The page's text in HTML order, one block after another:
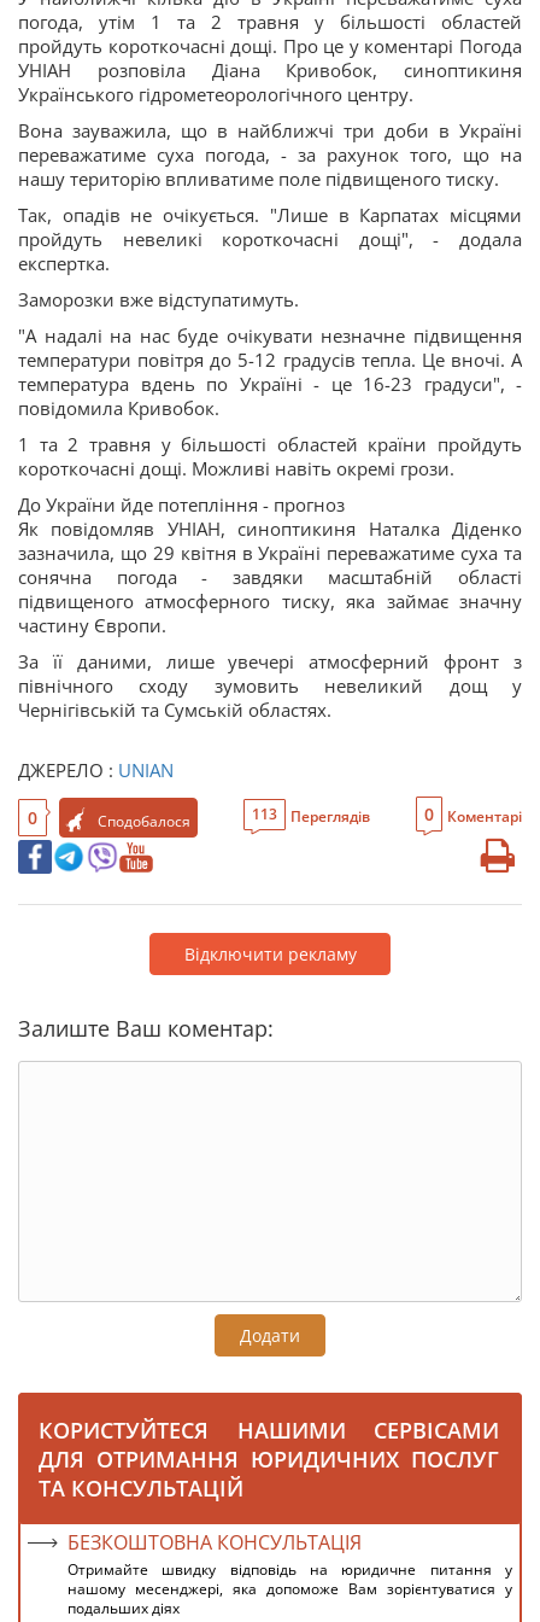
погода, утім 1 та 2 травня у більшості областей
пройдуть короткочасні дощі. Про це у коментарі Погода
УНІАН розповіла Діана Кривобок, синоптикиня
Українського гідрометеорологічного центру.
Вона зауважила, що в найближчі три доби в Україні
переважатиме суха погода, - за рахунок того, що на
нашу територію впливатиме поле підвищеного тиску.
Так, опадів не очікується. "Лише в Карпатах місцями
пройдуть невеликі короткочасні дощі", - додала
експертка.
Заморозки вже відступатимуть.
"А надалі на нас буде очікувати незначне підвищення
температури повітря до 5-12 градусів тепла. Це вночі. А
температура вдень по Україні - це 16-23 градуси", -
повідомила Кривобок.
1 та 2 травня у більшості областей країни пройдуть
короткочасні дощі. Можливі навіть окремі грози.
До України йде потепління - прогноз
Як повідомляв УНІАН, синоптикиня Наталка Діденко
зазначила, що 29 квітня в Україні переважатиме суха та
сонячна погода - завдяки масштабній області
підвищеного атмосферного тиску, яка займає значну
частину Європи.
За її даними, лише увечері атмосферний фронт з
північного сходу зумовить невеликий дощ у
Чернігівській та Сумській областях.
ДЖЕРЕЛО : UNIAN
0 Сподобалося 113 Переглядів 0 Коментарі
Відключити рекламу
Залиште Ваш коментар:
Додати
КОРИСТУЙТЕСЯ НАШИМИ СЕРВІСАМИ
ДЛЯ ОТРИМАННЯ ЮРИДИЧНИХ ПОСЛУГ
ТА КОНСУЛЬТАЦІЙ
БЕЗКОШТОВНА КОНСУЛЬТАЦІЯ
Отримайте швидку відповідь на юридичне питання у
нашому месенджері, яка допоможе Вам зорієнтуватися у
подальших діях